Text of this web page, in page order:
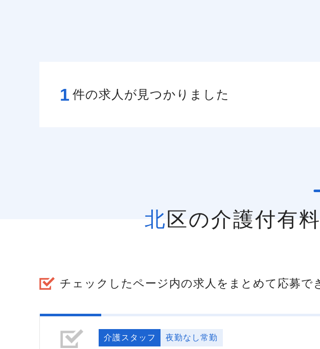
1 件の求人が見つかりました
北区の介護付
チェックしたページ内の求人をまとめて応募で
介護スタッフ 夜勤なし常勤